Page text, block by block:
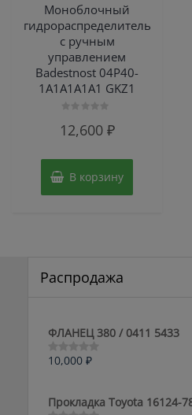
Моноблочный
гидрораспределитель
с ручным
управлением
Badestnost 04Р40-
1А1А1A1A1 GKZ1
012,600 ₽
В корзину
Распродажа
ФЛАНЕЦ 380 / 0411 5433
Оценка
5
10,000 ₽
Прокладка Toyota 16124-